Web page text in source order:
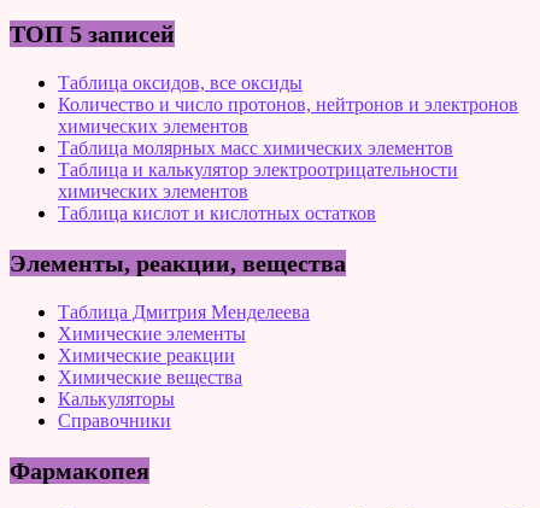
ТОП 5 записей
Таблица оксидов, все оксиды
Количество и число протонов, нейтронов и электронов
химических элементов
Таблица молярных масс химических элементов
Таблица и калькулятор электроотрицательности
химических элементов
Таблица кислот и кислотных остатков
Элементы, реакции, вещества
Таблица Дмитрия Менделеева
Химические элементы
Химические реакции
Химические вещества
Калькуляторы
Справочники
Фармакопея